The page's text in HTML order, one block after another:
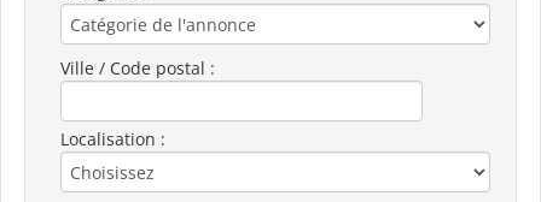
Ville / Code postal :
Localisation :